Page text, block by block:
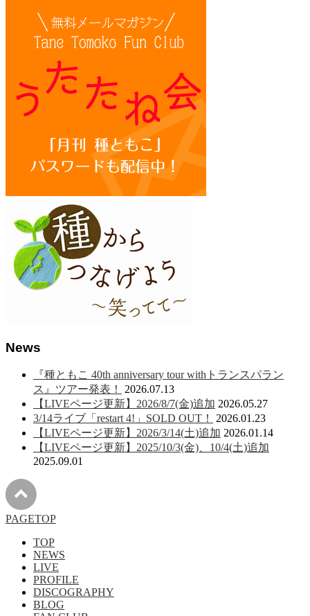
News
『種ともこ 40th anniversary tour withトランスパラン
ス』ツアー発表！
2026.07.13
【LIVEページ更新】2026/8/7(金)追加 2026.05.27
3/14ライブ「restart 4!」SOLD OUT！
2026.01.23
【LIVEページ更新】2026/3/14(土)追加 2026.01.14
【LIVEページ更新】2025/10/3(金)、10/4(土)追加
2025.09.01
PAGETOP
TOP
NEWS
LIVE
PROFILE
DISCOGRAPHY
BLOG